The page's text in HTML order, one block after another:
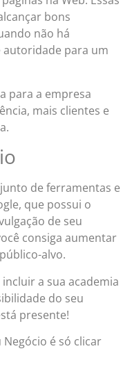
bons
não há
para um
para a empresa
mais clientes e
de ferramentas e
que possui o
de seu
consiga aumentar
alvo.
a sua academia
do seu
presente!
é só clicar